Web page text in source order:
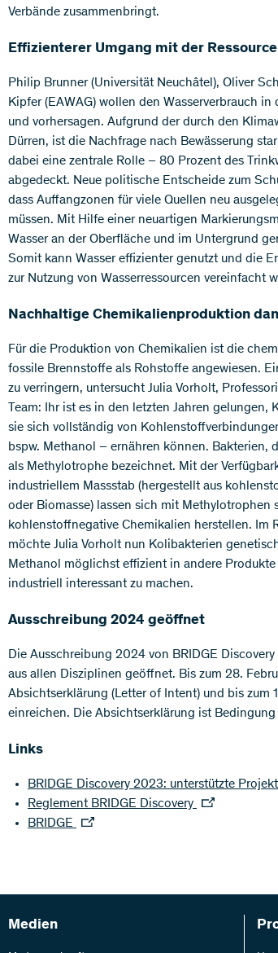
Verbände zusammenbringt.
Effizienterer Umgang mit der
Philip Brunner (Universität Neuchâtel), Oliver
Kipfer (EAWAG) wollen den Wasserverbrauch
und vorhersagen. Aufgrund der durch den
Dürren, ist die Nachfrage nach Bewässerung
dabei eine zentrale Rolle – 80 Prozent des
abgedeckt. Neue politische Entscheide zum
dass Auffangzonen für viele Quellen neu
müssen. Mit Hilfe einer neuartigen
Wasser an der Oberfläche und im Untergrund
Somit kann Wasser effizienter genutzt und die
zur Nutzung von Wasserressourcen vereinfacht
Nachhaltige Chemikalienproduktion
Für die Produktion von Chemikalien ist die
fossile Brennstoffe als Rohstoffe angewiesen.
zu verringern, untersucht Julia Vorholt,
Team: Ihr ist es in den letzten Jahren gelungen,
sie sich vollständig von
bspw. Methanol – ernähren können. Bakterien,
als Methylotrophe bezeichnet. Mit der
industriellem Massstab (hergestellt aus
oder Biomasse) lassen sich mit
kohlenstoffnegative Chemikalien herstellen. Im
möchte Julia Vorholt nun Kolibakterien
Methanol möglichst effizient in andere
industriell interessant zu machen.
Ausschreibung 2024 geöffnet
Die Ausschreibung 2024 von BRIDGE
aus allen Disziplinen geöffnet. Bis zum 28.
Absichtserklärung (Letter of Intent) und bis zum
einreichen. Die Absichtserklärung ist
Links
BRIDGE Discovery 2023: unterstützte
Reglement BRIDGE Discovery
BRIDGE
Medien